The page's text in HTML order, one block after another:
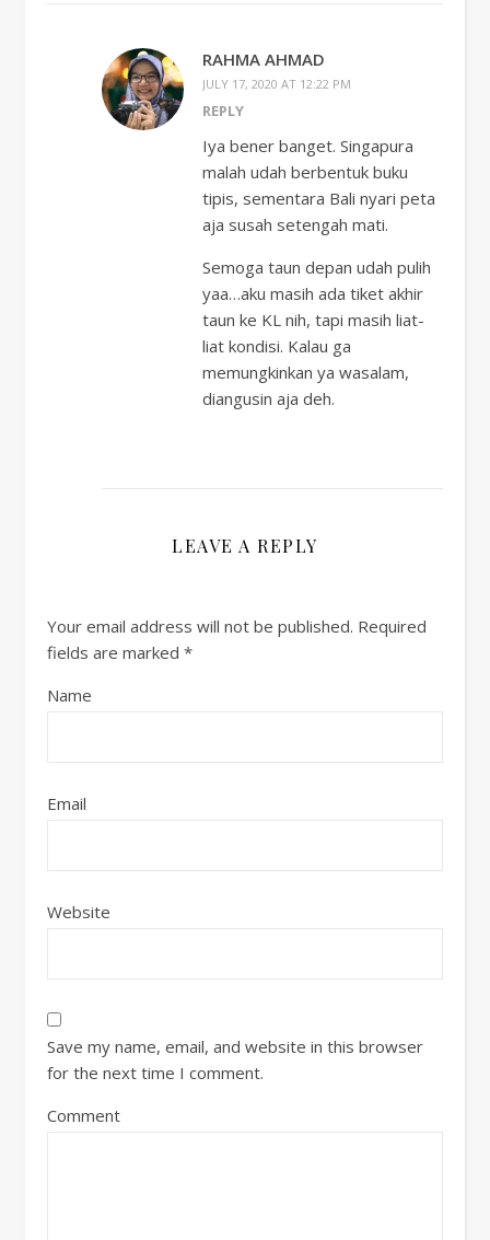
RAHMA AHMAD
JULY 17, 2020 AT 12:22 PM
REPLY
Iya bener banget. Singapura
malah udah berbentuk buku
tipis, sementara Bali nyari peta
aja susah setengah mati.
Semoga taun depan udah pulih
yaa…aku masih ada tiket akhir
taun ke KL nih, tapi masih liat-
liat kondisi. Kalau ga
memungkinkan ya wasalam,
diangusin aja deh.
LEAVE A REPLY
Your email address will not be published. Required
fields are marked *
Name
Email
Website
Save my name, email, and website in this browser
for the next time I comment.
Comment